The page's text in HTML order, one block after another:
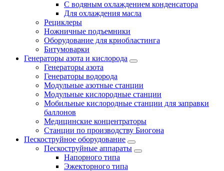
С водяным охлаждением конденсатора
Для охлаждения масла
Рециклеры
Ножничные подъемники
Оборудование для криобластинга
Битумоварки
Генераторы азота и кислорода
Генераторы азота
Генераторы водорода
Модульные азотные станции
Модульные кислородные станции
Мобильные кислородные станции для заправки
баллонов
Медицинские концентраторы
Станции по производству Биогона
Пескоструйное оборудование
Пескоструйные аппараты
Напорного типа
Эжекторного типа